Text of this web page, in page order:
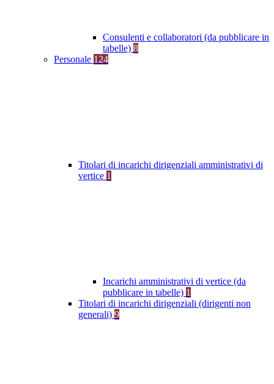
Consulenti e collaboratori (da pubblicare in
tabelle) 8
Personale 124
Titolari di incarichi dirigenziali amministrativi di
vertice 1
Incarichi amministrativi di vertice (da
pubblicare in tabelle) 1
Titolari di incarichi dirigenziali (dirigenti non
generali) 9